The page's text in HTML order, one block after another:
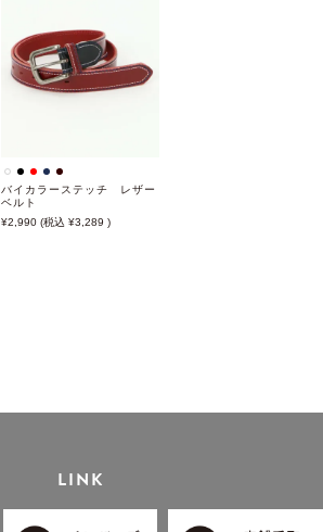
バイカラーステッチ レザー
ベルト
2,990
3,289
LINK